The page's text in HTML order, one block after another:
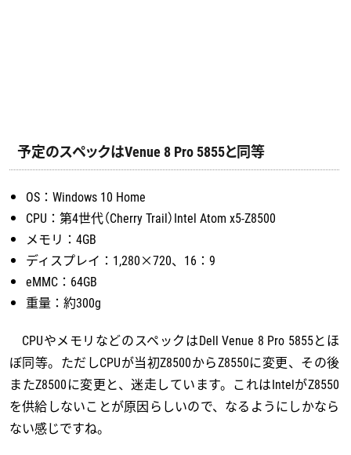
予定のスペックはVenue 8 Pro 5855と同等
OS：Windows 10 Home
CPU：第4世代（Cherry Trail）Intel Atom x5-Z8500
メモリ：4GB
ディスプレイ：1,280×720、16：9
eMMC：64GB
重量：約300g
CPUやメモリなどのスペックはDell Venue 8 Pro 5855とほ
ぼ同等。ただしCPUが当初Z8500からZ8550に変更、その後
またZ8500に変更と、迷走しています。これはIntelがZ8550
を供給しないことが原因らしいので、なるようにしかなら
ない感じですね。